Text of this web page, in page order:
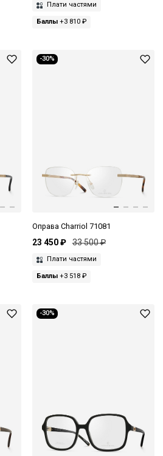
Плати частями
Баллы+3 810 ₽
-30%
Оправа Charriol 71081
23 450 ₽ 33 500 ₽
Плати частями
Баллы+3 518 ₽
-30%